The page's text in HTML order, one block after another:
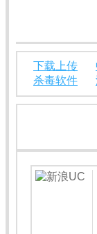
下载上传
杀毒软件